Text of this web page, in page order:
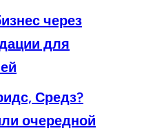
через
для
Средз?
очередной